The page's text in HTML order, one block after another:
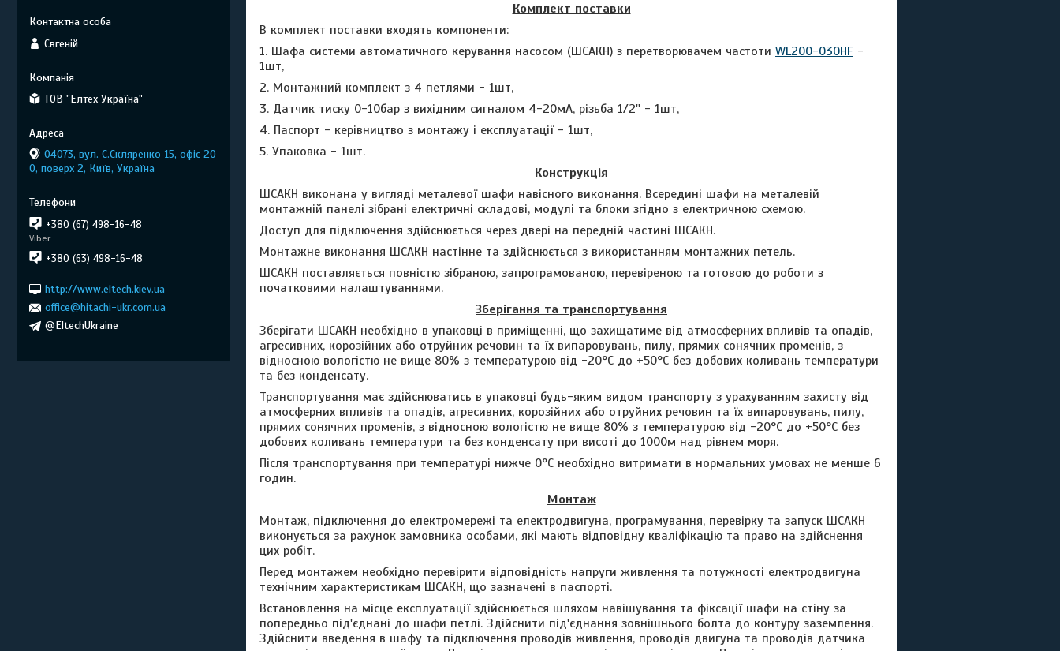
Комплект поставки
В комплект поставки входять компоненти:
1. Шафа системи автоматичного керування насосом (ШСАКН) з перетворювачем частоти WL200-030HF -
1шт,
2. Монтажний комплект з 4 петлями - 1шт,
3. Датчик тиску 0-10бар з вихідним сигналом 4-20мА, різьба 1/2'' - 1шт,
4. Паспорт - керівництво з монтажу і експлуатації - 1шт,
5. Упаковка - 1шт.
Конструкція
ШСАКН виконана у вигляді металевої шафи навісного виконання. Всередині шафи на металевій
монтажній панелі зібрані електричні складові, модулі та блоки згідно з електричною схемою.
Доступ для підключення здійснюється через двері на передній частині ШСАКН.
Монтажне виконання ШСАКН настінне та здійснюється з використанням монтажних петель.
ШСАКН поставляється повністю зібраною, запрограмованою, перевіреною та готовою до роботи з
початковими налаштуваннями.
Зберігання та транспортування
Зберігати ШСАКН необхідно в упаковці в приміщенні, що захищатиме від атмосферних впливів та опадів,
агресивних, корозійних або отруйних речовин та їх випаровувань, пилу, прямих сонячних променів, з
відносною вологістю не вище 80% з температурою від -20°С до +50°С без добових коливань температури
та без конденсату.
Транспортування має здійснюватись в упаковці будь-яким видом транспорту з урахуванням захисту від
атмосферних впливів та опадів, агресивних, корозійних або отруйних речовин та їх випаровувань, пилу,
прямих сонячних променів, з відносною вологістю не вище 80% з температурою від -20°С до +50°С без
добових коливань температури та без конденсату при висоті до 1000м над рівнем моря.
Після транспортування при температурі нижче 0°С необхідно витримати в нормальних умовах не менше 6
годин.
Монтаж
Монтаж, підключення до електромережі та електродвигуна, програмування, перевірку та запуск ШСАКН
виконується за рахунок замовника особами, які мають відповідну кваліфікацію та право на здійснення
цих робіт.
Перед монтажем необхідно перевірити відповідність напруги живлення та потужності електродвигуна
технічним характеристикам ШСАКН, що зазначені в паспорті.
Встановлення на місце експлуатації здійснюється шляхом навішування та фіксації шафи на стіну за
попередньо під'єднані до шафи петлі. Здійснити під'єднання зовнішнього болта до контуру заземлення.
Здійснити введення в шафу та підключення проводів живлення, проводів двигуна та проводів датчика
Євгеній
ТОВ "Елтех Україна"
04073, вул. C.Скляренко 15, офіс 20
0, поверх 2, Київ, Україна
+380 (67) 498-16-48
Viber
+380 (63) 498-16-48
http://www.eltech.kiev.ua
office@hitachi-ukr.com.ua
@EltechUkraine